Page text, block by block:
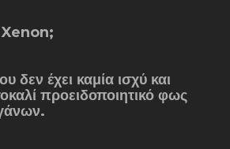
Xenon;
δεν έχει καμία ισχύ και
προειδοποιητικό φως